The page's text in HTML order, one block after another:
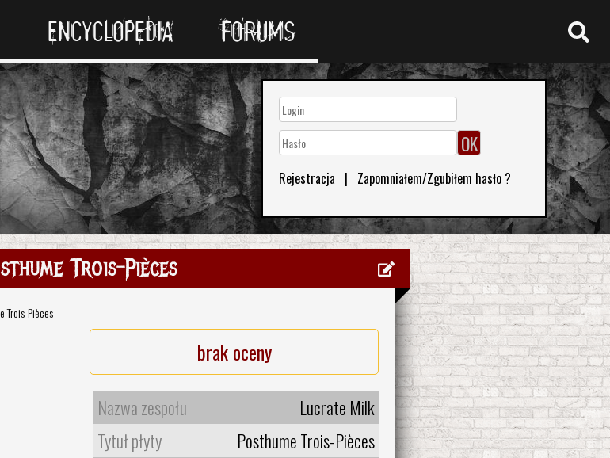
ENCYCLOPEDIA FORUMS
Rejestracja | Zapomniałem/Zgubiłem hasło ?
Trois-Pièces
Trois-Pièces
brak oceny
Nazwa zespołu
Lucrate Milk
Tytuł płyty
Posthume Trois-Pièces